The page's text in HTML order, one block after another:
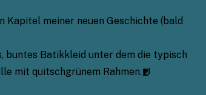
meiner neuen Geschichte (bald
buntes Batikkleid unter dem die typisch
mit quitschgrünem Rahmen.📙